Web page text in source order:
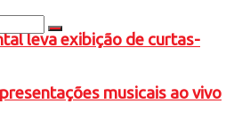
leva exibição de curtas-
musicais ao vivo